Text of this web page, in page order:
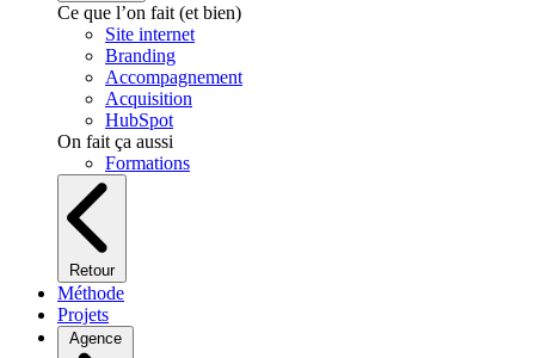
Ce que l’on fait (et bien)
Site internet
Branding
Accompagnement
Acquisition
HubSpot
On fait ça aussi
Formations
Retour
Méthode
Projets
Agence